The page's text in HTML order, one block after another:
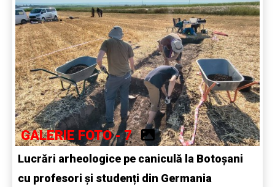
GALERIE FOTO - 7
Lucrări arheologice pe caniculă la Botoșani
cu profesori și studenți din Germania